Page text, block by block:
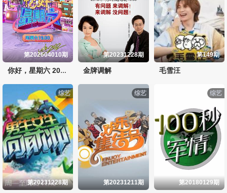
第202604010期
你好，星期六 2023
第20231228期
金牌调解
第149期
毛雪汪
综艺
第20231228期
综艺
第20231211期
综艺
第20180129期